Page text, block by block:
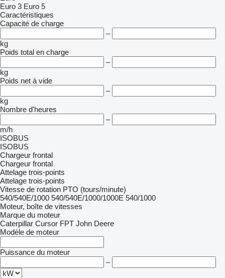
Euro 3 Euro 5
Caractéristiques
Capacité de charge
–
kg
Poids total en charge
–
kg
Poids net à vide
–
kg
Nombre d'heures
–
m/h
ISOBUS
ISOBUS
Chargeur frontal
Chargeur frontal
Attelage trois-points
Attelage trois-points
Vitesse de rotation PTO (tours/minute)
540/540E/1000 540/540E/1000/1000E 540/1000
Moteur, boîte de vitesses
Marque du moteur
Caterpillar Cursor FPT John Deere
Modèle de moteur
Puissance du moteur
–